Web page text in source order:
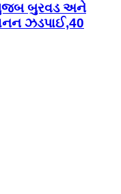
મુજબ બુરવડ અને
ઝડપાઈ,40